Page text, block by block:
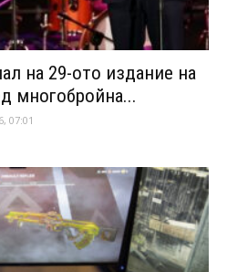
на 29-ото издание на
многобройна...
07:01